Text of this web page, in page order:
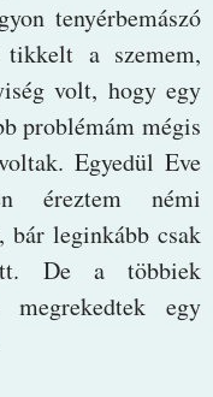
tenyérbemászó
a szemem,
volt, hogy egy
problémám mégis
Egyedül Eve
éreztem némi
bár leginkább csak
De a többiek
egy